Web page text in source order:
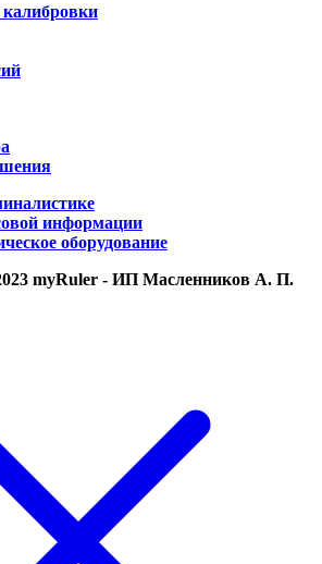
информации
оборудование
myRuler - ИП Масленников А. П.